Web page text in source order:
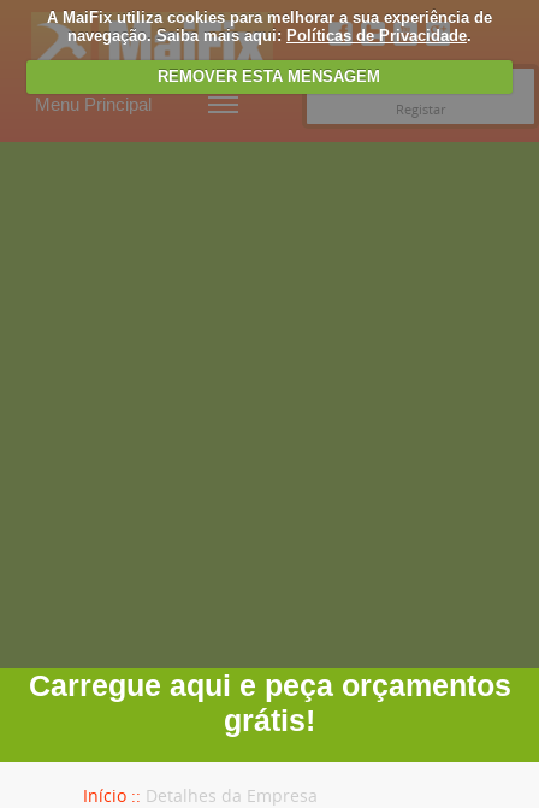
A MaiFix utiliza cookies para melhorar a sua experiência de
navegação. Saiba mais aqui: Políticas de Privacidade.
REMOVER ESTA MENSAGEM
Menu Principal
Registar
Carregue aqui e peça orçamentos
grátis!
Início :: Detalhes da Empresa